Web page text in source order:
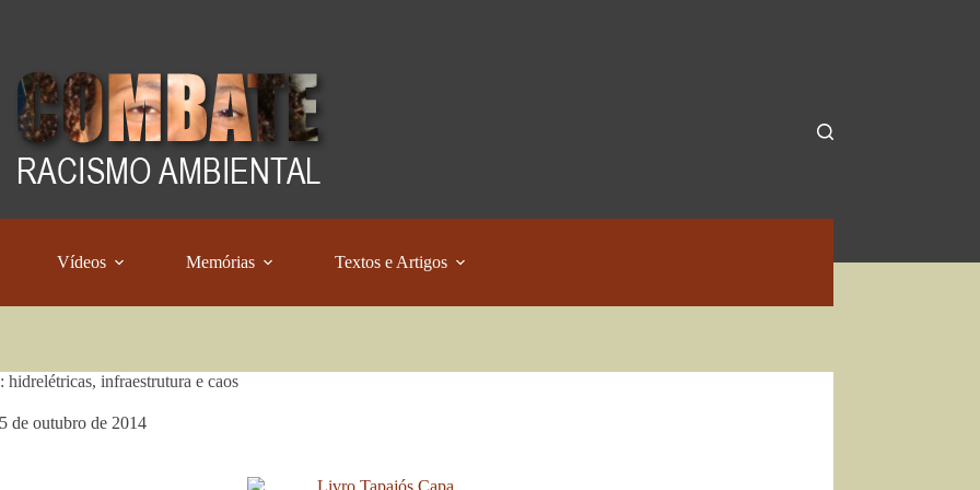
Vídeos Memórias Textos e Artigos
hidrelétricas, infraestrutura e caos
de outubro de 2014